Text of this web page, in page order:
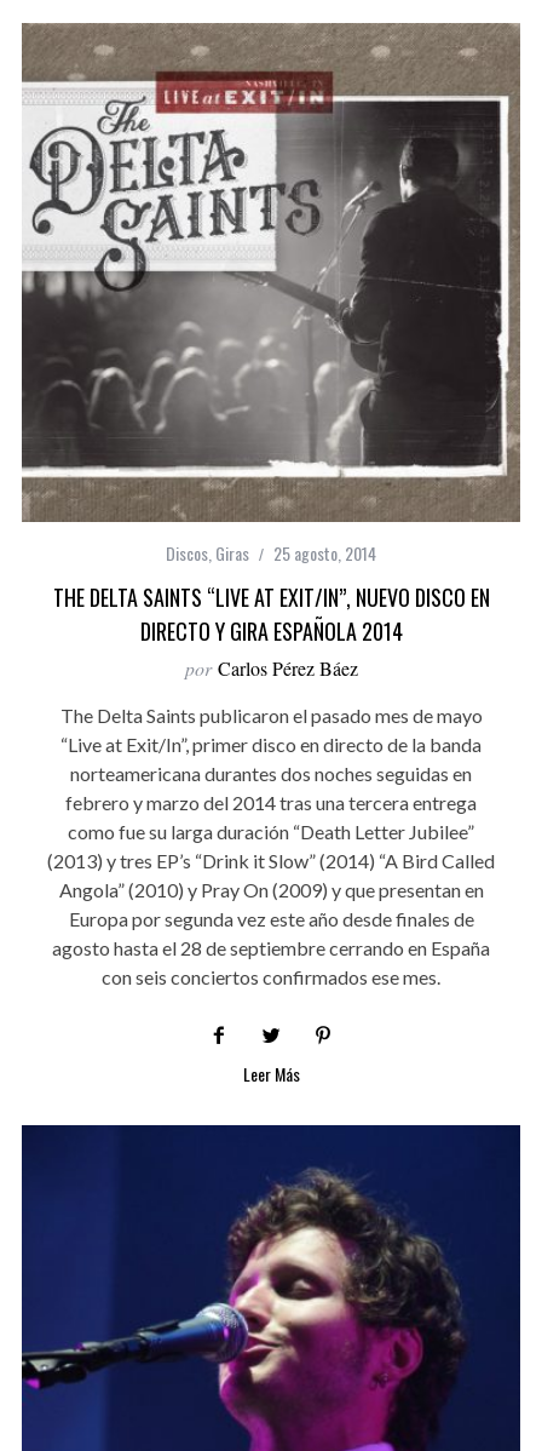
Discos Giras 25 agosto, 2014
THE DELTA SAINTS “LIVE AT EXIT/IN”, NUEVO DISCO EN
DIRECTO Y GIRA ESPAÑOLA 2014
por Carlos Pérez Báez
The Delta Saints publicaron el pasado mes de mayo
“Live at Exit/In”, primer disco en directo de la banda
norteamericana durantes dos noches seguidas en
febrero y marzo del 2014 tras una tercera entrega
como fue su larga duración “Death Letter Jubilee”
(2013) y tres EP’s “Drink it Slow” (2014) “A Bird Called
Angola” (2010) y Pray On (2009) y que presentan en
Europa por segunda vez este año desde finales de
agosto hasta el 28 de septiembre cerrando en España
con seis conciertos confirmados ese mes.
Leer Más